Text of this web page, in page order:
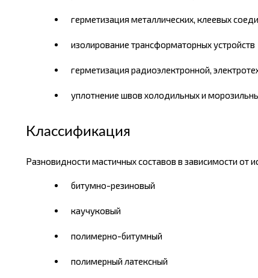
герметизация металлических, клеевых
изолирование трансформаторных устройств
герметизация радиоэлектронной,
уплотнение швов холодильных и
Классификация
Разновидности мастичных составов в зависимости от
битумно-резиновый
каучуковый
полимерно-битумный
полимерный латексный